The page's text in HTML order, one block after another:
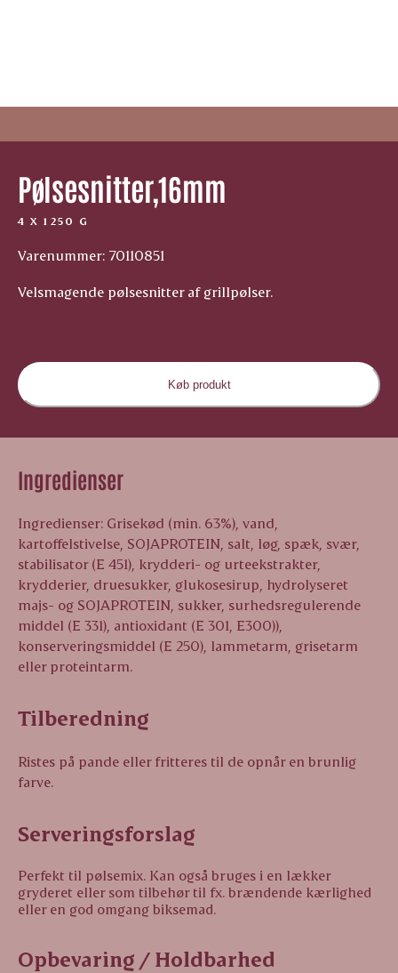
Pølsesnitter,16mm
4 X 1250 G
Varenummer: 70110851
Velsmagende pølsesnitter af grillpølser.
Køb produkt
Ingredienser
Ingredienser: Grisekød (min. 63%), vand,
kartoffelstivelse, SOJAPROTEIN, salt, løg, spæk, svær,
stabilisator (E 451), krydderi- og urteekstrakter,
krydderier, druesukker, glukosesirup, hydrolyseret
majs- og SOJAPROTEIN, sukker, surhedsregulerende
middel (E 331), antioxidant (E 301, E300)),
konserveringsmiddel (E 250), lammetarm, grisetarm
eller proteintarm.
Tilberedning
Ristes på pande eller fritteres til de opnår en brunlig
farve.
Serveringsforslag
Perfekt til pølsemix. Kan også bruges i en lækker
gryderet eller som tilbehør til fx. brændende kærlighed
eller en god omgang biksemad.
Opbevaring / Holdbarhed